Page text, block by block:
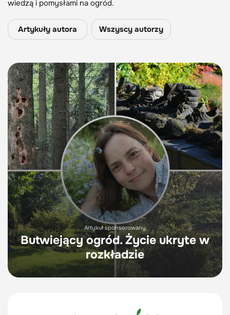
wiedzą i pomysłami na ogród.
Artykuły autora Wszyscy autorzy
Artykuł sponsorowany
Butwiejący ogród. Życie ukryte w
rozkładzie